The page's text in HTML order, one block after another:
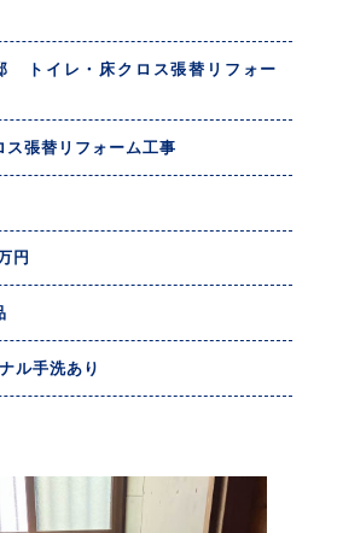
トイレ・床クロス張替リフォー
ス張替リフォーム工事
円
ル手洗あり